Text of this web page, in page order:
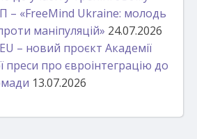
– «FreeMind Ukraine: молодь
маніпуляцій» 24.07.2026
– новий проєкт Академії
преси про євроінтеграцію до
13.07.2026